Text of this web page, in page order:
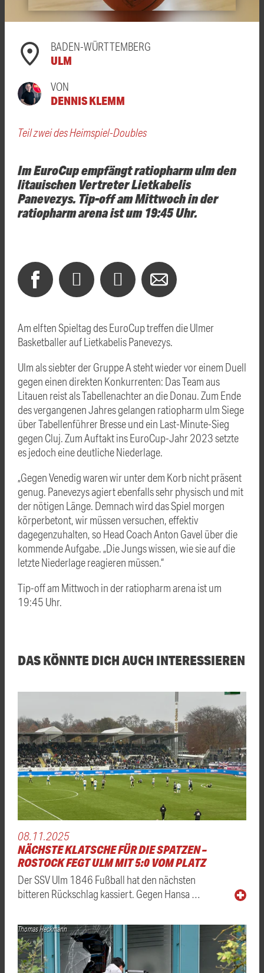
BADEN-WÜRTTEMBERG
ULM
VON
DENNIS KLEMM
Teil zwei des Heimspiel-Doubles
Im EuroCup empfängt ratiopharm ulm den
litauischen Vertreter Lietkabelis
Panevezys. Tip-off am Mittwoch in der
ratiopharm arena ist um 19:45 Uhr.
Am elften Spieltag des EuroCup treffen die Ulmer
Basketballer auf Lietkabelis Panevezys.
Ulm als siebter der Gruppe A steht wieder vor einem Duell
gegen einen direkten Konkurrenten: Das Team aus
Litauen reist als Tabellenachter an die Donau. Zum Ende
des vergangenen Jahres gelangen ratiopharm ulm Siege
über Tabellenführer Bresse und ein Last-Minute-Sieg
gegen Cluj. Zum Auftakt ins EuroCup-Jahr 2023 setzte
es jedoch eine deutliche Niederlage.
„Gegen Venedig waren wir unter dem Korb nicht präsent
genug. Panevezys agiert ebenfalls sehr physisch und mit
der nötigen Länge. Demnach wird das Spiel morgen
körperbetont, wir müssen versuchen, effektiv
dagegenzuhalten, so Head Coach Anton Gavel über die
kommende Aufgabe. „Die Jungs wissen, wie sie auf die
letzte Niederlage reagieren müssen.“
Tip-off am Mittwoch in der ratiopharm arena ist um
19:45 Uhr.
DAS KÖNNTE DICH AUCH INTERESSIEREN
08.11.2025
NÄCHSTE KLATSCHE FÜR DIE SPATZEN –
ROSTOCK FEGT ULM MIT 5:0 VOM PLATZ
Der SSV Ulm 1846 Fußball hat den nächsten
bitteren Rückschlag kassiert. Gegen Hansa …
Thomas Heckmann